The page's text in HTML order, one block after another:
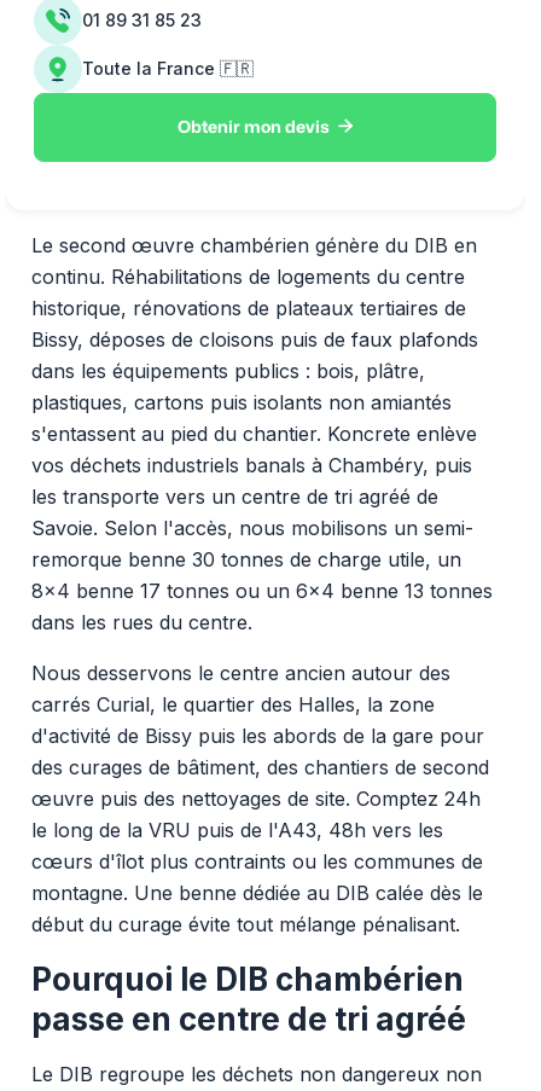
Le second œuvre chambérien génère du DIB en
continu. Réhabilitations de logements du centre
historique, rénovations de plateaux tertiaires de
Bissy, déposes de cloisons puis de faux plafonds
dans les équipements publics : bois, plâtre,
plastiques, cartons puis isolants non amiantés
s'entassent au pied du chantier. Koncrete enlève
vos déchets industriels banals à Chambéry, puis
les transporte vers un centre de tri agréé de
Savoie. Selon l'accès, nous mobilisons un semi-
remorque benne 30 tonnes de charge utile, un
8x4 benne 17 tonnes ou un 6x4 benne 13 tonnes
dans les rues du centre.
Nous desservons le centre ancien autour des
carrés Curial, le quartier des Halles, la zone
d'activité de Bissy puis les abords de la gare pour
des curages de bâtiment, des chantiers de second
œuvre puis des nettoyages de site. Comptez 24h
le long de la VRU puis de l'A43, 48h vers les
cœurs d'îlot plus contraints ou les communes de
montagne. Une benne dédiée au DIB calée dès le
début du curage évite tout mélange pénalisant.
Pourquoi le DIB chambérien
passe en centre de tri agréé
Le DIB regroupe les déchets non dangereux non
01 89 31 85 23
Toute la France 🇫🇷
Obtenir mon devis 